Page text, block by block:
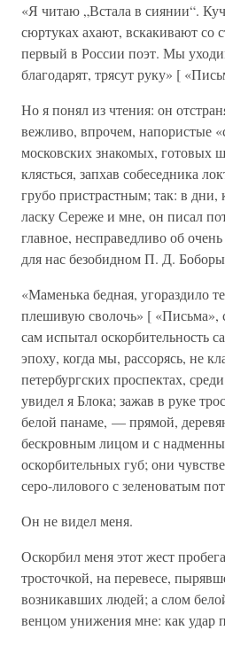
«Я читаю „Встала в сиянии“.
сюртуках ахают, вскакивают со
первый в России поэт. Мы
благодарят, трясут руку» [
Но я понял из чтения: он
вежливо, впрочем, напористые
московских знакомых, готовых
клясться, запхав собеседника
грубо пристрастным; так: в дни,
ласку Сереже и мне, он писал
главное, несправедливо об
для нас безобидном П. Д.
«Маменька бедная, угораздило
плешивую сволочь» [ «Письма»,
сам испытал оскорбительность
эпоху, когда мы, рассорясь, не
петербургских проспектах,
увидел я Блока; зажав в руке
белой панаме, — прямой,
бескровным лицом и с
оскорбительных губ; они
серо-лилового с зеленоватым
Он не видел меня.
Оскорбил меня этот жест
тросточкой, на перевесе,
возникавших людей; а слом
венцом унижения мне: как удар